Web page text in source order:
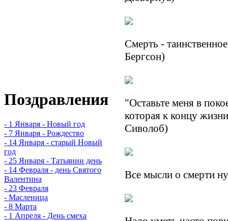
Поздравления
- 1 Января - Новый год
- 7 Января - Рождество
- 14 Января - старый Новый
год
- 25 Января - Татьянин день
- 14 Февраля - день Святого
Валентина
- 23 Февраля
- Масленица
- 8 Марта
- 1 Апреля - День смеха
Смерть -
Бергсон)
"Оставьте меня в
которая к концу
Сиволоб)
Все мысли о смерти